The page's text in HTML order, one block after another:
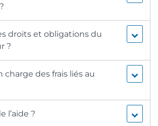
droits et obligations du
?
charge des frais liés au
l’aide ?